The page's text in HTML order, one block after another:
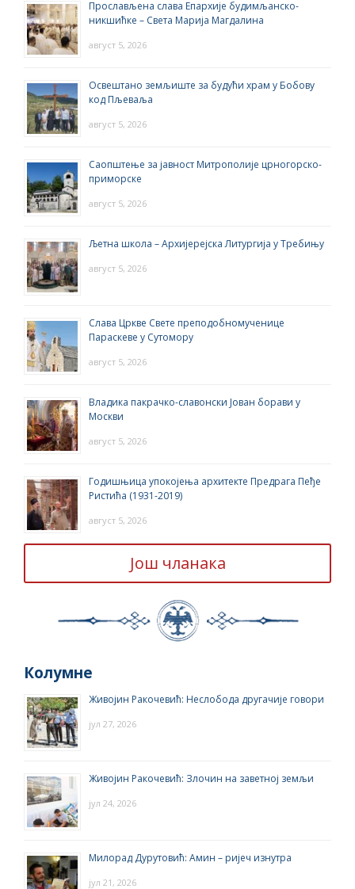
Прослављена слава Епархије будимљанско-
никшићке – Света Марија Магдалина
август 5, 2026
Освештано земљиште за будући храм у Бобову
код Пљеваља
август 5, 2026
Саопштење за јавност Митрополије црногорско-
приморске
август 5, 2026
Љетна школа – Архијерејска Литургија у Требињу
август 5, 2026
Слава Цркве Свете преподобномученице
Параскеве у Сутомору
август 5, 2026
Владика пакрачко-славонски Јован борави у
Москви
август 5, 2026
Годишњица упокојења архитекте Предрага Пеђе
Ристића (1931-2019)
август 5, 2026
Још чланака
Колумне
Живојин Ракочевић: Неслобода другачије говори
јул 27, 2026
Живојин Ракочевић: Злочин на заветној земљи
јул 24, 2026
Милорад Дурутовић: Амин – ријеч изнутра
јул 21, 2026